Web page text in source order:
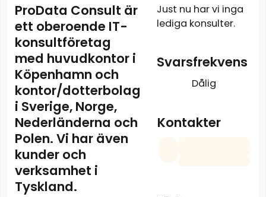
ProData Consult är
ett oberoende IT-
konsultföretag
med huvudkontor i
Köpenhamn och
kontor/dotterbolag
i Sverige, Norge,
Nederländerna och
Polen. Vi har även
kunder och
verksamhet i
Tyskland.
Just nu har vi inga
lediga konsulter.
Svarsfrekvens
Dålig
Kontakter